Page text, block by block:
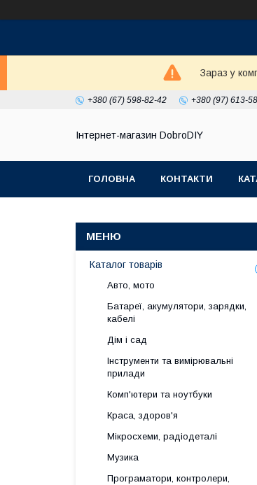
Зараз у
+380 (67) 598-82-42 +380 (97) 613-
Інтернет-магазин DobroDIY
ГОЛОВНА КОНТАКТИ
Каталог товарів
Авто, мото
Батареї, акумулятори, зарядки,
кабелі
Дім і сад
Інструменти та вимірювальні
прилади
Комп'ютери та ноутбуки
Краса, здоров'я
Мікросхеми, радіодеталі
Музика
Програматори, контролери,